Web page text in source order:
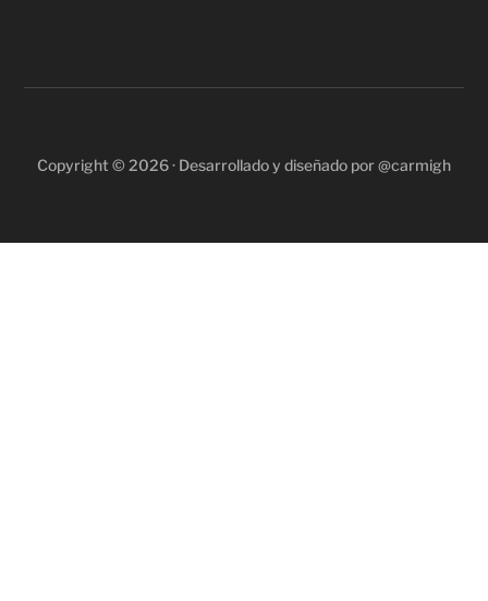
Copyright © 2026 · Desarrollado y diseñado por @carmigh